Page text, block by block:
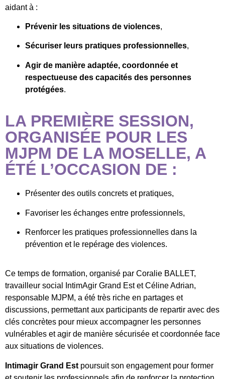
aidant à :
Prévenir les situations de violences,
Sécuriser leurs pratiques professionnelles,
Agir de manière adaptée, coordonnée et
respectueuse des capacités des personnes
protégées.
LA PREMIÈRE SESSION,
ORGANISÉE POUR LES
MJPM DE LA MOSELLE, A
ÉTÉ L’OCCASION DE :
Présenter des outils concrets et pratiques,
Favoriser les échanges entre professionnels,
Renforcer les pratiques professionnelles dans la
prévention et le repérage des violences.
Ce temps de formation, organisé par Coralie BALLET,
travailleur social IntimAgir Grand Est et Céline Adrian,
responsable MJPM, a été très riche en partages et
discussions, permettant aux participants de repartir avec des
clés concrètes pour mieux accompagner les personnes
vulnérables et agir de manière sécurisée et coordonnée face
aux situations de violences.
Intimagir Grand Est poursuit son engagement pour former